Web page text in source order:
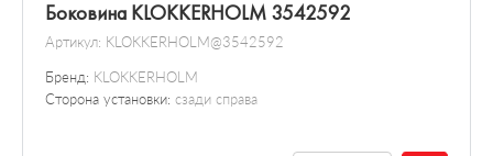
Боковина KLOKKERHOLM 3542592
Артикул: KLOKKERHOLM@3542592
Бренд: KLOKKERHOLM
Сторона установки: сзади справа